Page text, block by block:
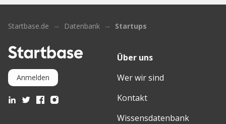
Startbase.de Datenbank Startups
Anmelden
Über uns
Wer wir sind
Kontakt
Wissensdatenbank